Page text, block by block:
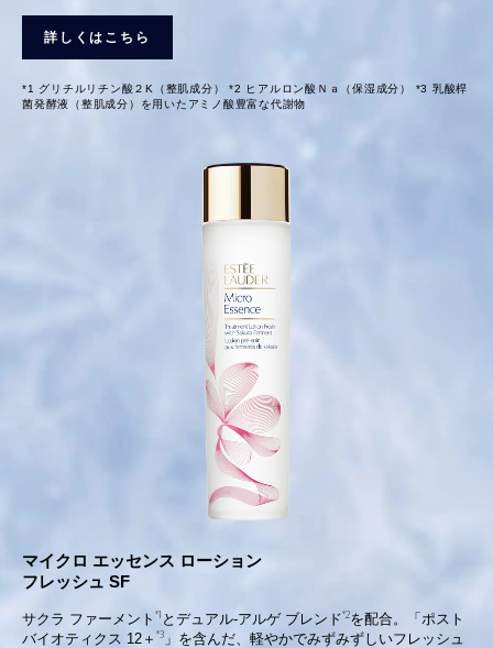
詳しくはこちら
*1 グリチルリチン酸２K（整肌成分） *2 ヒアルロン酸Ｎａ（保湿成分） *3 乳酸桿
菌発酵液（整肌成分）を用いたアミノ酸豊富な代謝物
マイクロ エッセンス ローション
フレッシュ SF
サクラ ファーメント *1 とデュアル-アルゲ ブレンド*2を配合。「ポスト
バイオティクス 12＋ *3 」を含んだ、軽やかでみずみずしいフレッシュ